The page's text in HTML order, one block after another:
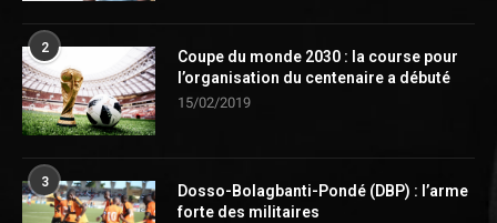
2
Coupe du monde 2030 : la course pour
l’organisation du centenaire a débuté
15/02/2019
3
Dosso-Bolagbanti-Pondé (DBP) : l’arme
forte des militaires